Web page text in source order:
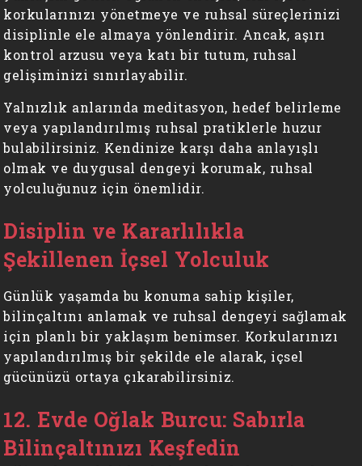
korkularınızı yönetmeye ve ruhsal süreçlerinizi
disiplinle ele almaya yönlendirir. Ancak, aşırı
kontrol arzusu veya katı bir tutum, ruhsal
gelişiminizi sınırlayabilir.
Yalnızlık anlarında meditasyon, hedef belirleme
veya yapılandırılmış ruhsal pratiklerle huzur
bulabilirsiniz. Kendinize karşı daha anlayışlı
olmak ve duygusal dengeyi korumak, ruhsal
yolculuğunuz için önemlidir.
Disiplin ve Kararlılıkla
Şekillenen İçsel Yolculuk
Günlük yaşamda bu konuma sahip kişiler,
bilinçaltını anlamak ve ruhsal dengeyi sağlamak
için planlı bir yaklaşım benimser. Korkularınızı
yapılandırılmış bir şekilde ele alarak, içsel
gücünüzü ortaya çıkarabilirsiniz.
12. Evde Oğlak Burcu: Sabırla
Bilinçaltınızı Keşfedin